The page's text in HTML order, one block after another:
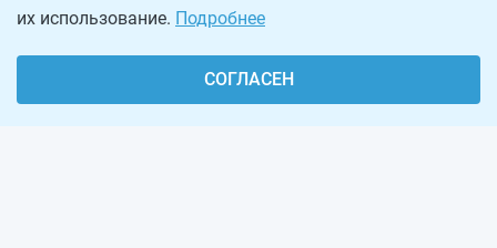
их использование. Подробнее
СОГЛАСЕН